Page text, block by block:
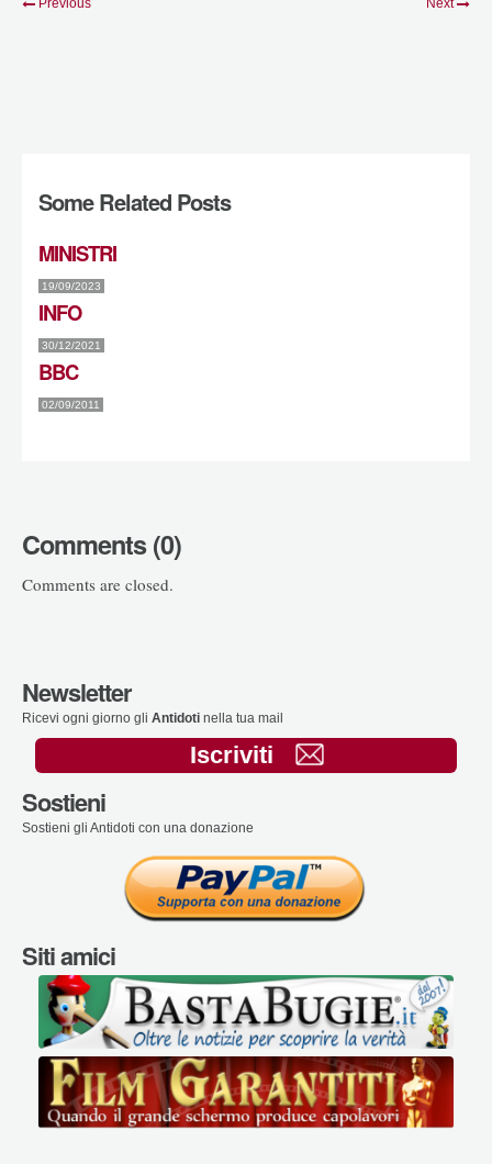
Previous Next
Some Related Posts
MINISTRI
19/09/2023
INFO
30/12/2021
BBC
02/09/2011
Comments (0)
Comments are closed.
Newsletter
Ricevi ogni giorno gli Antidoti nella tua mail
Iscriviti
Sostieni
Sostieni gli Antidoti con una donazione
Siti amici